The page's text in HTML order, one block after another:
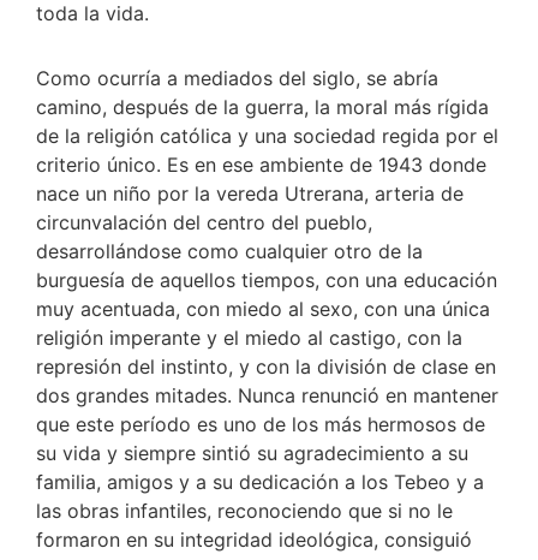
toda la vida.
Como ocurría a mediados del siglo, se abría
camino, después de la guerra, la moral más rígida
de la religión católica y una sociedad regida por el
criterio único. Es en ese ambiente de 1943 donde
nace un niño por la vereda Utrerana, arteria de
circunvalación del centro del pueblo,
desarrollándose como cualquier otro de la
burguesía de aquellos tiempos, con una educación
muy acentuada, con miedo al sexo, con una única
religión imperante y el miedo al castigo, con la
represión del instinto, y con la división de clase en
dos grandes mitades. Nunca renunció en mantener
que este período es uno de los más hermosos de
su vida y siempre sintió su agradecimiento a su
familia, amigos y a su dedicación a los Tebeo y a
las obras infantiles, reconociendo que si no le
formaron en su integridad ideológica, consiguió